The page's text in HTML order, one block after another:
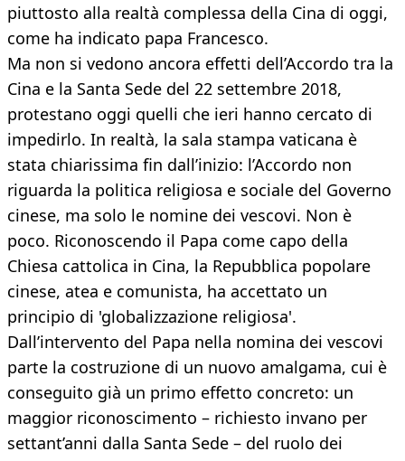
piuttosto alla realtà complessa della Cina di oggi,
come ha indicato papa Francesco.
Ma non si vedono ancora effetti dell’Accordo tra la
Cina e la Santa Sede del 22 settembre 2018,
protestano oggi quelli che ieri hanno cercato di
impedirlo. In realtà, la sala stampa vaticana è
stata chiarissima fin dall’inizio: l’Accordo non
riguarda la politica religiosa e sociale del Governo
cinese, ma solo le nomine dei vescovi. Non è
poco. Riconoscendo il Papa come capo della
Chiesa cattolica in Cina, la Repubblica popolare
cinese, atea e comunista, ha accettato un
principio di 'globalizzazione religiosa'.
Dall’intervento del Papa nella nomina dei vescovi
parte la costruzione di un nuovo amalgama, cui è
conseguito già un primo effetto concreto: un
maggior riconoscimento – richiesto invano per
settant’anni dalla Santa Sede – del ruolo dei